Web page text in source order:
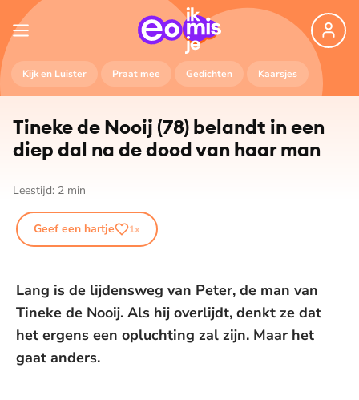
Kijk en Luister Praat mee Gedichten Kaarsjes
Tineke de Nooij (78) belandt in een
diep dal na de dood van haar man
Leestijd: 2 min
Geef een hartje 1x
Lang is de lijdensweg van Peter, de man van
Tineke de Nooij. Als hij overlijdt, denkt ze dat
het ergens een opluchting zal zijn. Maar het
gaat anders.